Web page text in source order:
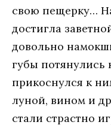
свою пещерку…
достигла
довольно
губы потянулись
прикоснулся к
луной, вином и
стали страстно